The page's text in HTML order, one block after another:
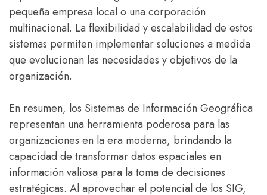
pequeña empresa local o una corporación
multinacional. La flexibilidad y escalabilidad de estos
sistemas permiten implementar soluciones a medida
que evolucionan las necesidades y objetivos de la
organización.
En resumen, los Sistemas de Información Geográfica
representan una herramienta poderosa para las
organizaciones en la era moderna, brindando la
capacidad de transformar datos espaciales en
información valiosa para la toma de decisiones
estratégicas. Al aprovechar el potencial de los SIG,